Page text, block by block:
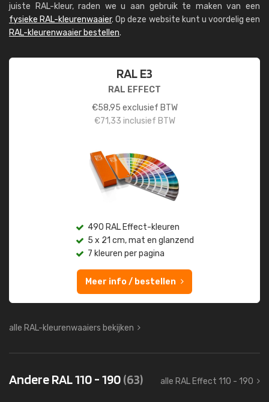
juiste RAL-kleur, raden we u aan gebruik te maken van een
fysieke RAL-kleurenwaaier. Op deze website kunt u voordelig een
RAL-kleurenwaaier bestellen.
RAL E3
RAL EFFECT
€58,95 exclusief BTW
€71,33 inclusief BTW
490 RAL Effect-kleuren
5 x 21 cm, mat en glanzend
7 kleuren per pagina
Meer info / bestellen
alle RAL-kleurenwaaiers bekijken
Andere RAL 110 - 190(63) alle RAL Effect 110 - 190